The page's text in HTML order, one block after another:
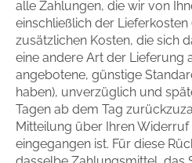
alle Zahlungen, die wir von
einschließlich der
zusätzlichen Kosten, die sich
eine andere Art der Lieferung
angebotene, günstige
haben), unverzüglich und
Tagen ab dem Tag
Mitteilung über Ihren Widerruf
eingegangen ist. Für diese